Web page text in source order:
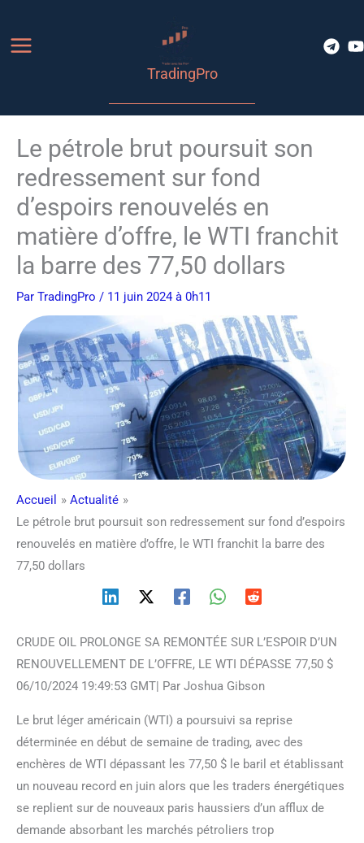
contenu
TradingPro
Le pétrole brut poursuit son
redressement sur fond
d’espoirs renouvelés en
matière d’offre, le WTI franchit
la barre des 77,50 dollars
Par TradingPro / 11 juin 2024 à 0h11
Accueil
Actualité
Le pétrole brut poursuit son redressement sur fond d’espoirs
renouvelés en matière d’offre, le WTI franchit la barre des
77,50 dollars
CRUDE OIL PROLONGE SA REMONTÉE SUR L’ESPOIR D’UN
RENOUVELLEMENT DE L’OFFRE, LE WTI DÉPASSE 77,50 $
06/10/2024 19:49:53 GMT| Par Joshua Gibson
Le brut léger américain (WTI) a poursuivi sa reprise
déterminée en début de semaine de trading, avec des
enchères de WTI dépassant les 77,50 $ le baril et établissant
un nouveau record en juin alors que les traders énergétiques
se replient sur de nouveaux paris haussiers d’un afflux de
demande absorbant les marchés pétroliers trop